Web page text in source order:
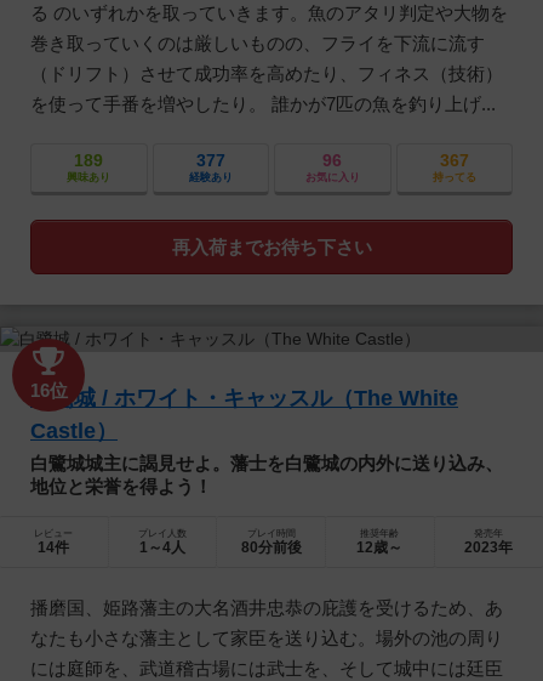
る のいずれかを取っていきます。魚のアタリ判定や大物を
巻き取っていくのは厳しいものの、フライを下流に流す
（ドリフト）させて成功率を高めたり、フィネス（技術）
を使って手番を増やしたり。 誰かが7匹の魚を釣り上げ...
189
興味あり
377
経験あり
96
お気に入り
367
持ってる
再入荷までお待ち下さい
16位
白鷺城 / ホワイト・キャッスル（The White
Castle）
白鷺城城主に謁見せよ。藩士を白鷺城の内外に送り込み、
地位と栄誉を得よう！
レビュー
14件
プレイ人数
1～4人
プレイ時間
80分前後
推奨年齢
12歳～
発売年
2023年
播磨国、姫路藩主の大名酒井忠恭の庇護を受けるため、あ
なたも小さな藩主として家臣を送り込む。場外の池の周り
には庭師を、武道稽古場には武士を、そして城中には廷臣